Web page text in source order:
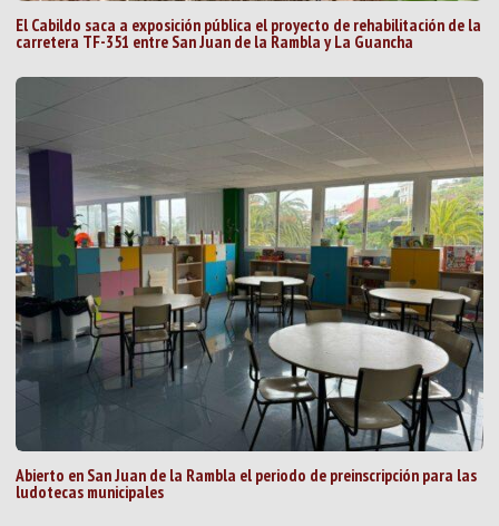
El Cabildo saca a exposición pública el proyecto de rehabilitación de la
carretera TF-351 entre San Juan de la Rambla y La Guancha
Abierto en San Juan de la Rambla el periodo de preinscripción para las
ludotecas municipales